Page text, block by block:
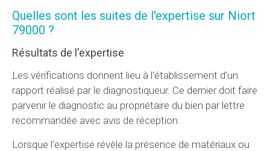
Quelles sont les suites de l'expertise sur Niort
79000 ?
Résultats de l'expertise
Les vérifications donnent lieu à l'établissement d'un
rapport réalisé par le diagnostiqueur. Ce dernier doit faire
parvenir le diagnostic au propriétaire du bien par lettre
recommandée avec avis de réception.
Lorsque l'expertise révèle la présence de matériaux ou